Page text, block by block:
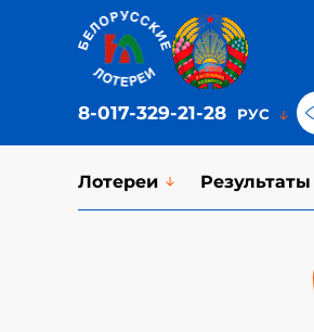
8-017-329-21-28
Лотереи Результаты